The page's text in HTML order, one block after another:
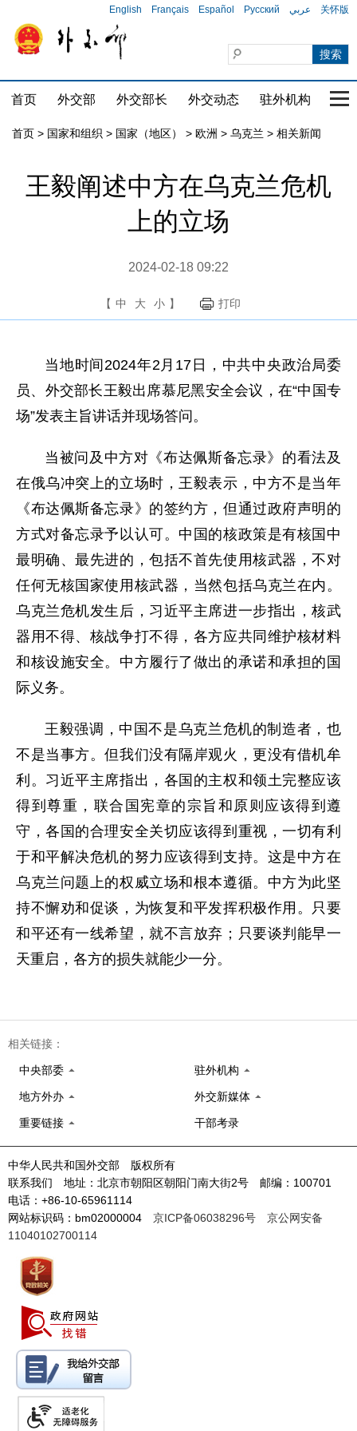
English Français Español Русский عربي 关怀版
首页 外交部 外交部长 外交动态 驻外机构 国
首页 > 国家和组织 > 国家（地区） > 欧洲 > 乌克兰 > 相关新闻
王毅阐述中方在乌克兰危机
上的立场
2024-02-18 09:22
【 中 大 小 】 打印
当地时间2024年2月17日，中共中央政治局委
员、外交部长王毅出席慕尼黑安全会议，在“中国专
场”发表主旨讲话并现场答问。
当被问及中方对《布达佩斯备忘录》的看法及
在俄乌冲突上的立场时，王毅表示，中方不是当年
《布达佩斯备忘录》的签约方，但通过政府声明的
方式对备忘录予以认可。中国的核政策是有核国中
最明确、最先进的，包括不首先使用核武器，不对
任何无核国家使用核武器，当然包括乌克兰在内。
乌克兰危机发生后，习近平主席进一步指出，核武
器用不得、核战争打不得，各方应共同维护核材料
和核设施安全。中方履行了做出的承诺和承担的国
际义务。
王毅强调，中国不是乌克兰危机的制造者，也
不是当事方。但我们没有隔岸观火，更没有借机牟
利。习近平主席指出，各国的主权和领土完整应该
得到尊重，联合国宪章的宗旨和原则应该得到遵
守，各国的合理安全关切应该得到重视，一切有利
于和平解决危机的努力应该得到支持。这是中方在
乌克兰问题上的权威立场和根本遵循。中方为此坚
持不懈劝和促谈，为恢复和平发挥积极作用。只要
和平还有一线希望，就不言放弃；只要谈判能早一
天重启，各方的损失就能少一分。
相关链接：
中央部委 驻外机构
地方外办 外交新媒体
重要链接 干部考录
中华人民共和国外交部 版权所有
联系我们 地址：北京市朝阳区朝阳门南大街2号 邮编：100701
电话：+86-10-65961114
网站标识码：bm02000004 京ICP备06038296号
京公网安备
11040102700114